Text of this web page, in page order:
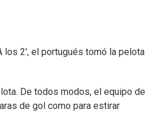
los 2', el portugués tomó la pelota
De todos modos, el equipo de
de gol como para estirar